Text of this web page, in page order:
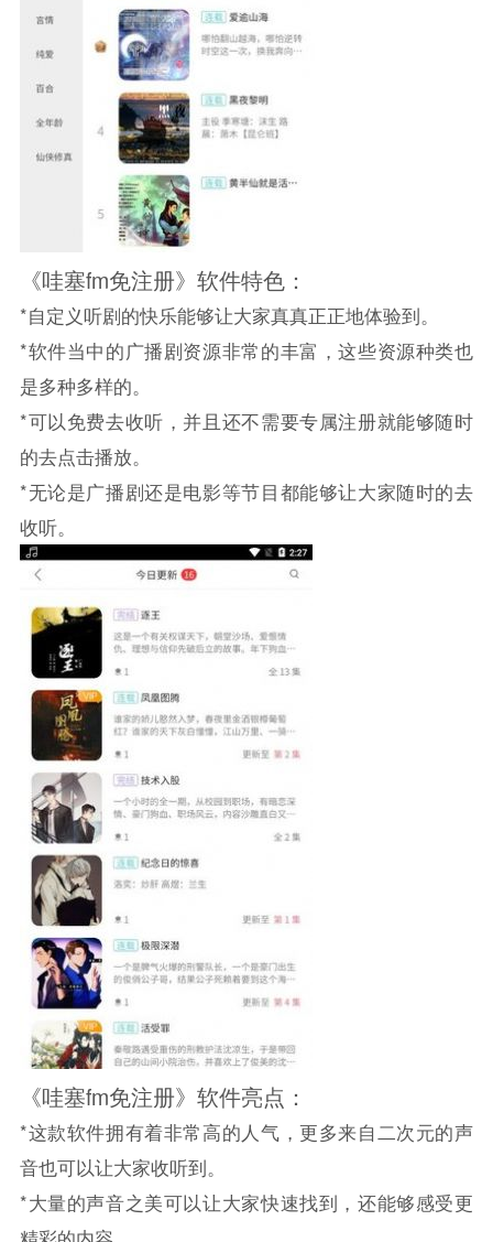
《哇塞fm免注册》软件特色：
*自定义听剧的快乐能够让大家真真正正地体验到。
*软件当中的广播剧资源非常的丰富，这些资源种类也
是多种多样的。
*可以免费去收听，并且还不需要专属注册就能够随时
的去点击播放。
*无论是广播剧还是电影等节目都能够让大家随时的去
收听。
《哇塞fm免注册》软件亮点：
*这款软件拥有着非常高的人气，更多来自二次元的声
音也可以让大家收听到。
*大量的声音之美可以让大家快速找到，还能够感受更